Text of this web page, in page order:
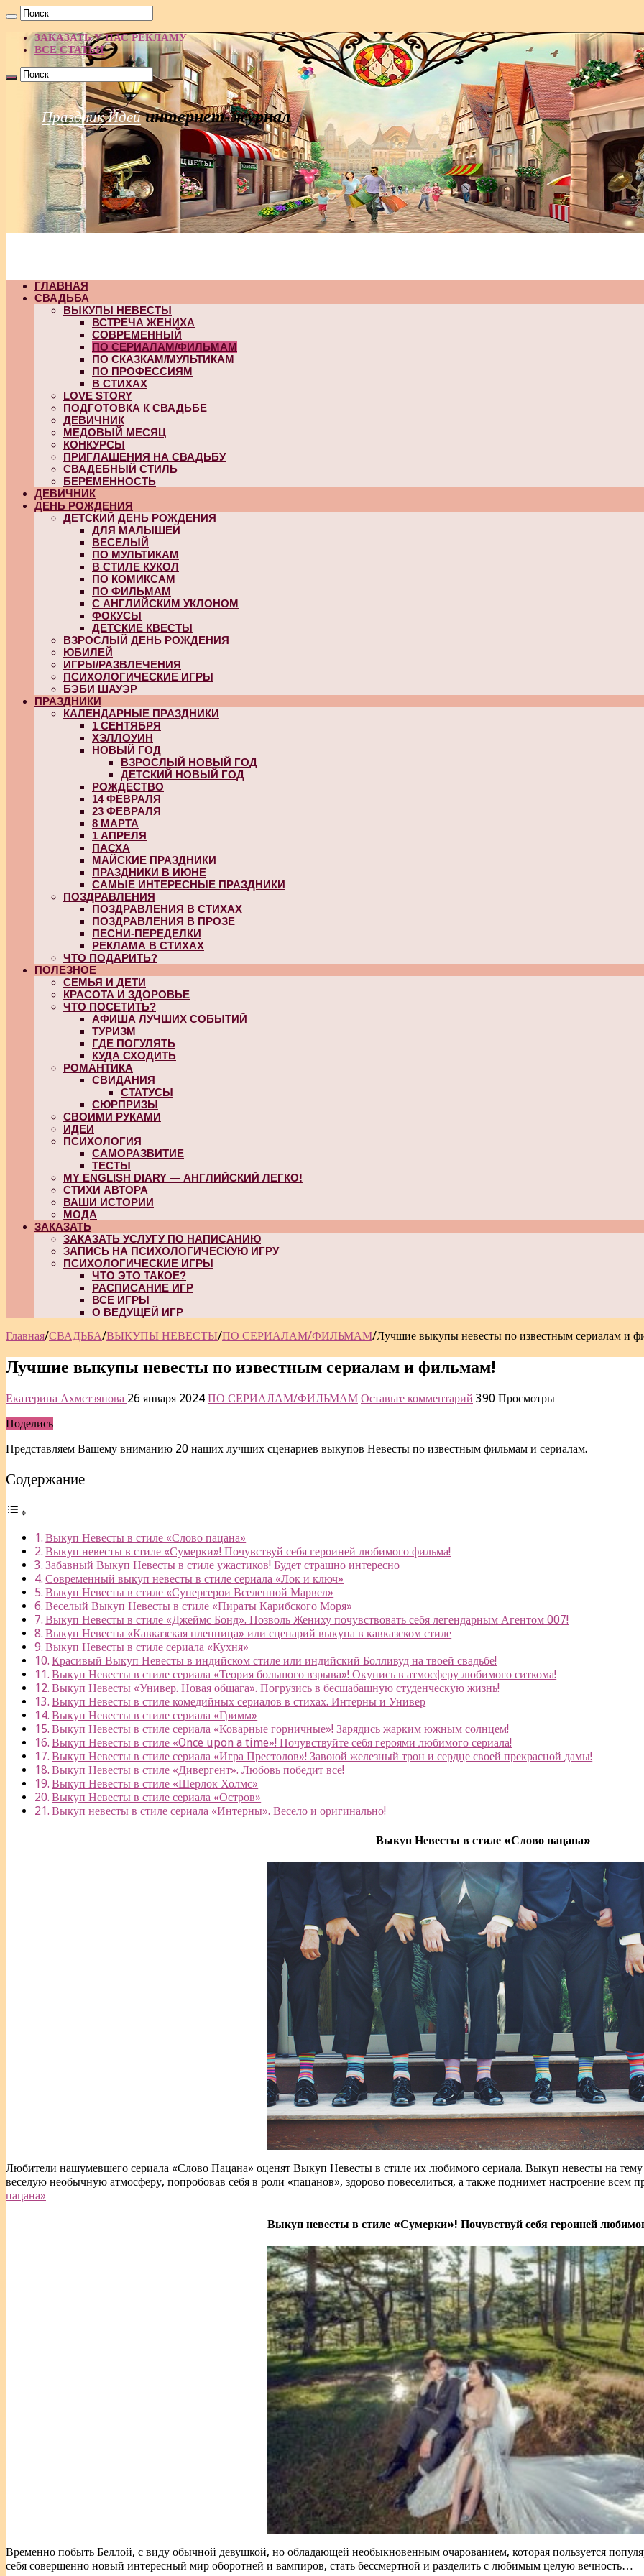
ЗАКАЗАТЬ У НАС РЕКЛАМУ
ВСЕ СТАТЬИ
Праздник Идей интернет-журнал
ГЛАВНАЯ
СВАДЬБА
ВЫКУПЫ НЕВЕСТЫ
ВСТРЕЧА ЖЕНИХА
СОВРЕМЕННЫЙ
ПО СЕРИАЛАМ/ФИЛЬМАМ
ПО СКАЗКАМ/МУЛЬТИКАМ
ПО ПРОФЕССИЯМ
В СТИХАХ
LOVE STORY
ПОДГОТОВКА К СВАДЬБЕ
ДЕВИЧНИК
МЕДОВЫЙ МЕСЯЦ
КОНКУРСЫ
ПРИГЛАШЕНИЯ НА СВАДЬБУ
СВАДЕБНЫЙ СТИЛЬ
БЕРЕМЕННОСТЬ
ДЕВИЧНИК
ДЕНЬ РОЖДЕНИЯ
ДЕТСКИЙ ДЕНЬ РОЖДЕНИЯ
ДЛЯ МАЛЫШЕЙ
ВЕСЕЛЫЙ
ПО МУЛЬТИКАМ
В СТИЛЕ КУКОЛ
ПО КОМИКСАМ
ПО ФИЛЬМАМ
С АНГЛИЙСКИМ УКЛОНОМ
ФОКУСЫ
ДЕТСКИЕ КВЕСТЫ
ВЗРОСЛЫЙ ДЕНЬ РОЖДЕНИЯ
ЮБИЛЕЙ
ИГРЫ/РАЗВЛЕЧЕНИЯ
ПСИХОЛОГИЧЕСКИЕ ИГРЫ
БЭБИ ШАУЭР
ПРАЗДНИКИ
КАЛЕНДАРНЫЕ ПРАЗДНИКИ
1 СЕНТЯБРЯ
ХЭЛЛОУИН
НОВЫЙ ГОД
ВЗРОСЛЫЙ НОВЫЙ ГОД
ДЕТСКИЙ НОВЫЙ ГОД
РОЖДЕСТВО
14 ФЕВРАЛЯ
23 ФЕВРАЛЯ
8 МАРТА
1 АПРЕЛЯ
ПАСХА
МАЙСКИЕ ПРАЗДНИКИ
ПРАЗДНИКИ В ИЮНЕ
САМЫЕ ИНТЕРЕСНЫЕ ПРАЗДНИКИ
ПОЗДРАВЛЕНИЯ
ПОЗДРАВЛЕНИЯ В СТИХАХ
ПОЗДРАВЛЕНИЯ В ПРОЗЕ
ПЕСНИ-ПЕРЕДЕЛКИ
РЕКЛАМА В СТИХАХ
ЧТО ПОДАРИТЬ?
ПОЛЕЗНОЕ
СЕМЬЯ И ДЕТИ
КРАСОТА И ЗДОРОВЬЕ
ЧТО ПОСЕТИТЬ?
АФИША ЛУЧШИХ СОБЫТИЙ
ТУРИЗМ
ГДЕ ПОГУЛЯТЬ
КУДА СХОДИТЬ
РОМАНТИКА
СВИДАНИЯ
СТАТУСЫ
СЮРПРИЗЫ
СВОИМИ РУКАМИ
ИДЕИ
ПСИХОЛОГИЯ
САМОРАЗВИТИЕ
ТЕСТЫ
MY ENGLISH DIARY — АНГЛИЙСКИЙ ЛЕГКО!
СТИХИ АВТОРА
ВАШИ ИСТОРИИ
МОДА
ЗАКАЗАТЬ
ЗАКАЗАТЬ УСЛУГУ ПО НАПИСАНИЮ
ЗАПИСЬ НА ПСИХОЛОГИЧЕСКУЮ ИГРУ
ПСИХОЛОГИЧЕСКИЕ ИГРЫ
ЧТО ЭТО ТАКОЕ?
РАСПИСАНИЕ ИГР
ВСЕ ИГРЫ
О ВЕДУЩЕЙ ИГР
Главная/СВАДЬБА/ВЫКУПЫ НЕВЕСТЫ/ПО СЕРИАЛАМ/ФИЛЬМАМ/Лучшие выкупы невесты по известным сериалам и
Лучшие выкупы невесты по известным сериалам и фильмам!
Екатерина Ахметзянова 26 января 2024 ПО СЕРИАЛАМ/ФИЛЬМАМ Оставьте комментарий 390 Просмотры
Поделись
Представляем Вашему вниманию 20 наших лучших сценариев выкупов Невесты по известным фильмам и сериалам.
Содержание
Выкуп Невесты в стиле «Слово пацана»
Выкуп невесты в стиле «Сумерки»! Почувствуй себя героиней любимого фильма!
Забавный Выкуп Невесты в стиле ужастиков! Будет страшно интересно
Современный выкуп невесты в стиле сериала «Лок и ключ»
Выкуп Невесты в стиле «Супергерои Вселенной Марвел»
Веселый Выкуп Невесты в стиле «Пираты Карибского Моря»
Выкуп Невесты в стиле «Джеймс Бонд». Позволь Жениху почувствовать себя легендарным Агентом 007!
Выкуп Невесты «Кавказская пленница» или сценарий выкупа в кавказском стиле
Выкуп Невесты в стиле сериала «Кухня»
Красивый Выкуп Невесты в индийском стиле или индийский Болливуд на твоей свадьбе!
Выкуп Невесты в стиле сериала «Теория большого взрыва»! Окунись в атмосферу любимого ситкома!
Выкуп Невесты «Универ. Новая общага». Погрузись в бесшабашную студенческую жизнь!
Выкуп Невесты в стиле комедийных сериалов в стихах. Интерны и Универ
Выкуп Невесты в стиле сериала «Гримм»
Выкуп Невесты в стиле сериала «Коварные горничные»! Зарядись жарким южным солнцем!
Выкуп Невесты в стиле «Once upon a time»! Почувствуйте себя героями любимого сериала!
Выкуп Невесты в стиле сериала «Игра Престолов»! Завоюй железный трон и сердце своей прекрасной дамы!
Выкуп Невесты в стиле «Дивергент». Любовь победит все!
Выкуп Невесты в стиле «Шерлок Холмс»
Выкуп Невесты в стиле сериала «Остров»
Выкуп невесты в стиле сериала «Интерны». Весело и оригинально!
Выкуп Невесты в стиле «Слово пацана»
Любители нашумевшего сериала «Слово Пацана» оценят Выкуп Невесты в стиле их любимого сериала. Выкуп невесты на
веселую необычную атмосферу, попробовав себя в роли «пацанов», здорово повеселиться, а также поднимет настроение всем
пацана»
Выкуп невесты в стиле «Сумерки»! Почувствуй себя героиней
Временно побыть Беллой, с виду обычной девушкой, но обладающей необыкновенным очарованием, которая пользуется
себя совершенно новый интересный мир оборотней и вампиров, стать бессмертной и разделить с любимым целую вечность…